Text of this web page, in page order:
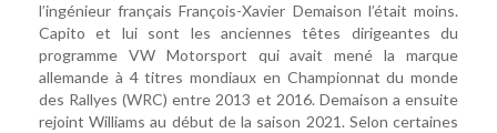
l’ingénieur français François-Xavier Demaison l’était moins.
Capito et lui sont les anciennes têtes dirigeantes du
programme VW Motorsport qui avait mené la marque
allemande à 4 titres mondiaux en Championnat du monde
des Rallyes (WRC) entre 2013 et 2016. Demaison a ensuite
rejoint Williams au début de la saison 2021. Selon certaines